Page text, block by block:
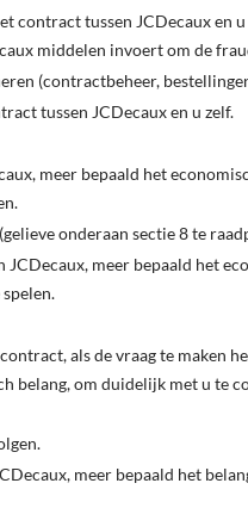
tussen JCDecaux en
middelen invoert om de
(contractbeheer,
tussen JCDecaux en u zelf.
meer bepaald het
onderaan sectie 8 te
meer bepaald het
als de vraag te maken
belang, om duidelijk met u te
meer bepaald het